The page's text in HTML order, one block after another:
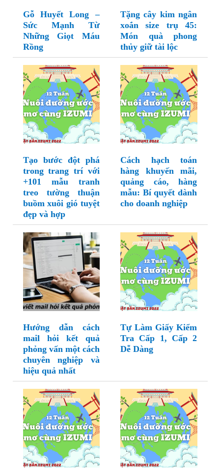
Gỗ Huyết Long –
Sức Mạnh Từ
Những Giọt Máu
Rồng
Tặng cây kim ngân
xoắn size trụ 45:
Món quà phong
thủy giữ tài lộc
Tạo bước đột phá
trong trang trí với
+101 mẫu tranh
treo tường thuận
buồm xuôi gió tuyệt
đẹp và hợp
Cách hạch toán
hàng khuyến mãi,
quảng cáo, hàng
mẫu: Bí quyết dành
cho doanh nghiệp
Hướng dẫn cách
mail hỏi kết quả
phỏng vấn một cách
chuyên nghiệp và
hiệu quả nhất
Tự Làm Giấy Kiểm
Tra Cấp 1, Cấp 2
Dễ Dàng